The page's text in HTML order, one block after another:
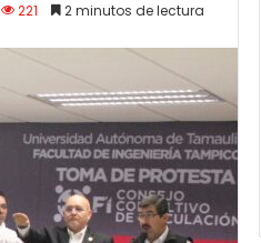
221 2 minutos de lectura